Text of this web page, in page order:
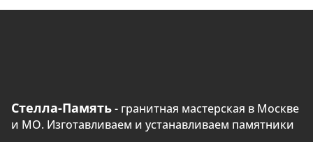
Стелла-Память- гранитная мастерская в Москве
и МО. Изготавливаем и устанавливаем памятники